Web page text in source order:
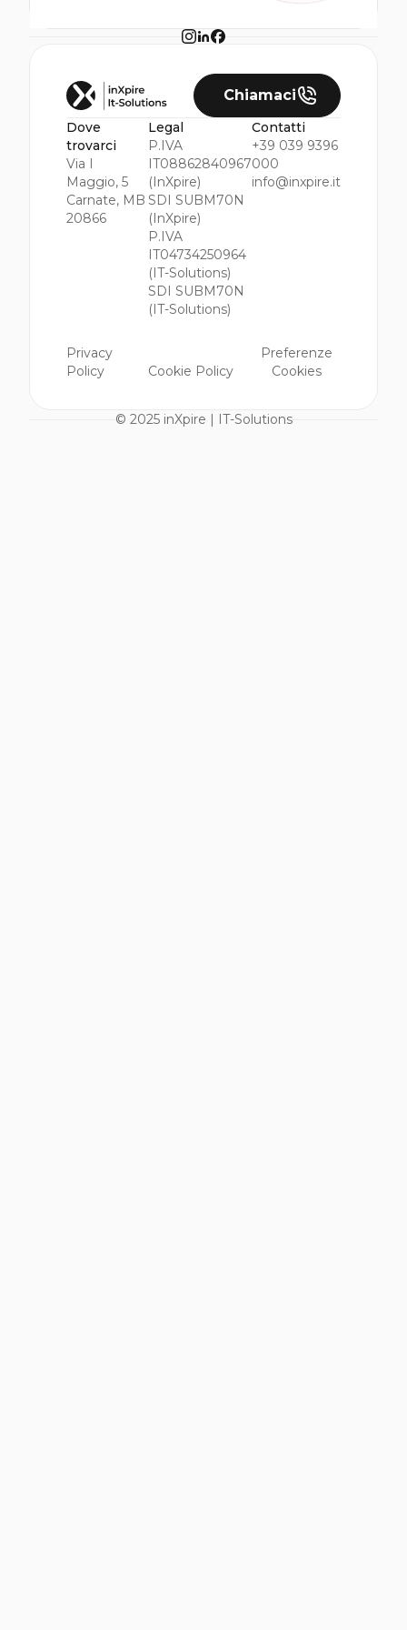
Chiamaci
Dove
trovarci
Via I
Maggio, 5
Carnate, MB
20866
Privacy
Policy
Legal
P.IVA
IT08862840967
(InXpire)
SDI SUBM70N
(InXpire)
P.IVA
IT04734250964
(IT-Solutions)
SDI SUBM70N
(IT-Solutions)
Cookie Policy
Contatti
+39 039 9396
000
info@inxpire.it
Preferenze
Cookies
© 2025 inXpire | IT-Solutions